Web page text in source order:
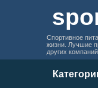
Спортивное
жизни. Лучшие
других